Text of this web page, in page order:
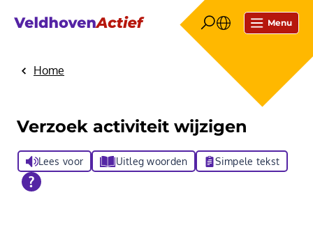
Menu
Home
Verzoek activiteit wijzigen
Lees voor Uitleg woorden Simpele tekst